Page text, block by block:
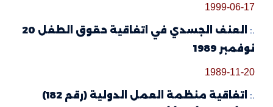
1999-06-17
العنف الجسدي في اتفاقية حقوق الطفل 20
نوفمبر 1989
1989-11-20
اتفاقية منظمة العمل الدولية (رقم 182)